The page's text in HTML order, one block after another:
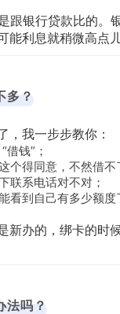
跟银行贷款比的
利息就稍微高点
多？
，我一步步教你：
钱”；
个得同意，不然借不
联系电话对不对；
看到自己有多少额度
新办的，绑卡的时
法吗？